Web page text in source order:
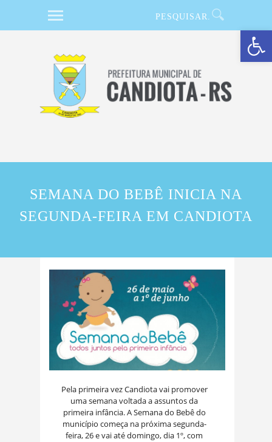
Barra de Ferramentas Aberta
SEMANA DO BEBÊ INICIA NA
SEGUNDA-FEIRA EM CANDIOTA
Pela primeira vez Candiota vai promover
uma semana voltada a assuntos da
primeira infância. A Semana do Bebê do
município começa na próxima segunda-
feira, 26 e vai até domingo, dia 1º, com